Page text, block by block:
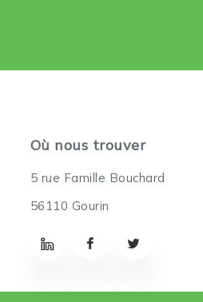
Où nous trouver
5 rue Famille Bouchard
56110 Gourin